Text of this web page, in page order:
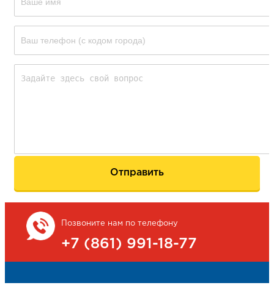
Позвоните нам по телефону
+7 (861) 991-18-77